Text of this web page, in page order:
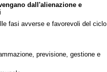
dall'alienazione e
fasi avverse e favorevoli del ciclo
previsione, gestione e